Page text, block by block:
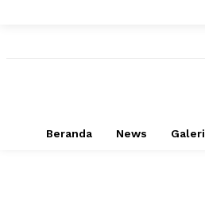
Beranda News Galeri